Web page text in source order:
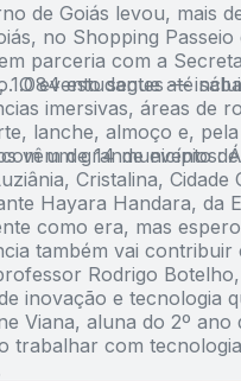
de Goiás levou, mais
no Shopping
parceria com a
O evento segue até
1.084 estudantes —
imersivas, áreas de
lanche, almoço e,
um grande evento
vêm de 14 municípios:
Cristalina,
Hayara Handara, da
como era, mas
também vai
Rodrigo
inovação e tecnologia
Viana, aluna do 2º
trabalhar com